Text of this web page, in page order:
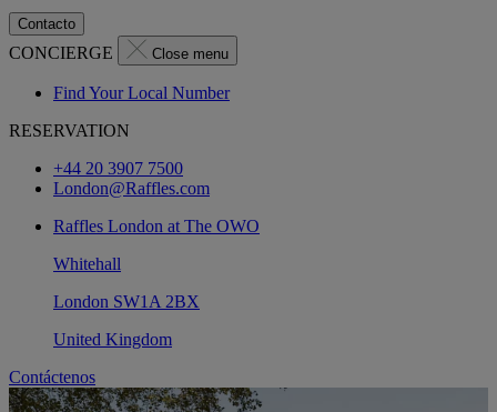
Contacto
CONCIERGE Close menu
Find Your Local Number
RESERVATION
+44 20 3907 7500
London@Raffles.com
Raffles London at The OWO
Whitehall
London SW1A 2BX
United Kingdom
Contáctenos